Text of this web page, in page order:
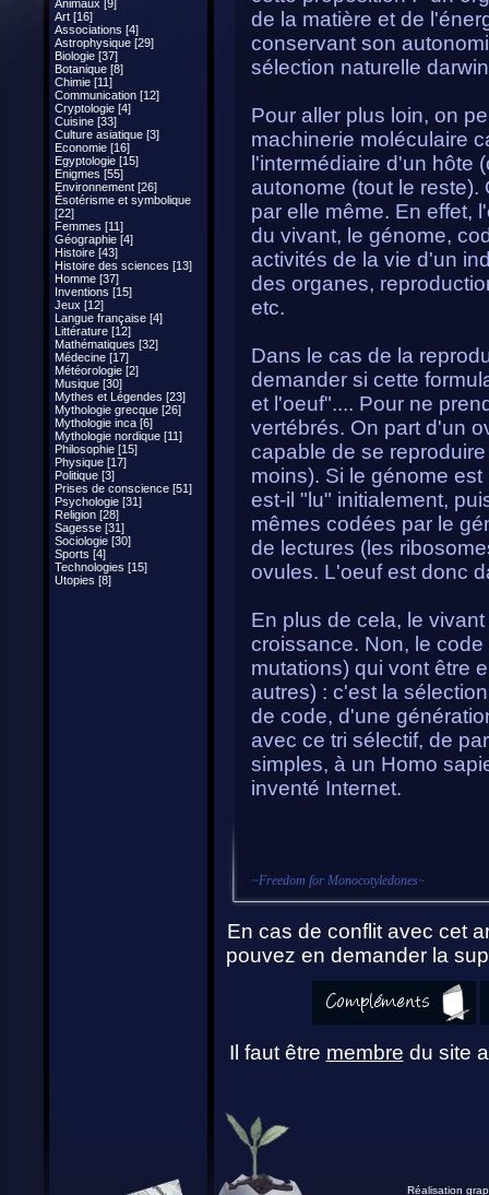
Animaux [9]
Art [16]
Associations [4]
Astrophysique [29]
Biologie [37]
Botanique [8]
Chimie [11]
Communication [12]
Cryptologie [4]
Cuisine [33]
Culture asiatique [3]
Economie [16]
Egyptologie [15]
Enigmes [55]
Environnement [26]
Ésotérisme et symbolique
[22]
Femmes [11]
Géographie [4]
Histoire [43]
Histoire des sciences [13]
Homme [37]
Inventions [15]
Jeux [12]
Langue française [4]
Littérature [12]
Mathématiques [32]
Médecine [17]
Météorologie [2]
Musique [30]
Mythes et Légendes [23]
Mythologie grecque [26]
Mythologie inca [6]
Mythologie nordique [11]
Philosophie [15]
Physique [17]
Politique [3]
Prises de conscience [51]
Psychologie [31]
Religion [28]
Sagesse [31]
Sociologie [30]
Sports [4]
Technologies [15]
Utopies [8]
de la matière et de
conservant son
sélection naturelle
Pour aller plus loin, on
machinerie moléculaire
l'intermédiaire d'un hôte
autonome (tout le reste).
par elle même. En effet,
du vivant, le génome,
activités de la vie d'un
des organes,
etc.
Dans le cas de la
demander si cette
et l'oeuf".... Pour ne
vertébrés. On part d'un
capable de se
moins). Si le génome
est-il "lu" initialement,
mêmes codées par le
de lectures (les
ovules. L'oeuf est donc
En plus de cela, le
croissance. Non, le
mutations) qui vont être
autres) : c'est la
de code, d'une
avec ce tri sélectif, de
simples, à un Homo
inventé Internet.
~Freedom for Monocotyledones~
En cas de conflit avec cet
pouvez en demander la
Il faut être membre du site
Réalisation